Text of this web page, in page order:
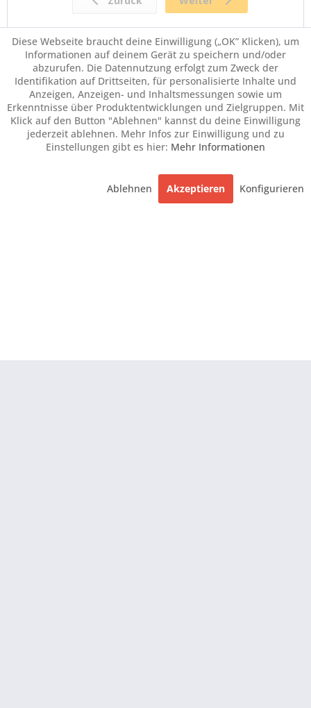
Farbplaner
Beschreibung
Entspanntes Sitzen kombiniert mit einem Höchstmaß an
Komfort : Das sind die Relaxsessel von...mehr
Kunden haben sich ebenfalls angesehen
Diese Webseite braucht deine Einwilligung („OK” Klicken), um
Informationen auf deinem Gerät zu speichern und/oder
abzurufen. Die Datennutzung erfolgt zum Zweck der
Identifikation auf Drittseiten, für personalisierte Inhalte und
Anzeigen, Anzeigen- und Inhaltsmessungen sowie um
Erkenntnisse über Produktentwicklungen und Zielgruppen. Mit
Klick auf den Button "Ablehnen" kannst du deine Einwilligung
jederzeit ablehnen. Mehr Infos zur Einwilligung und zu
Einstellungen gibt es hier: Mehr Informationen
Ablehnen Akzeptieren Konfigurieren